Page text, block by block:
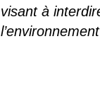
visant à